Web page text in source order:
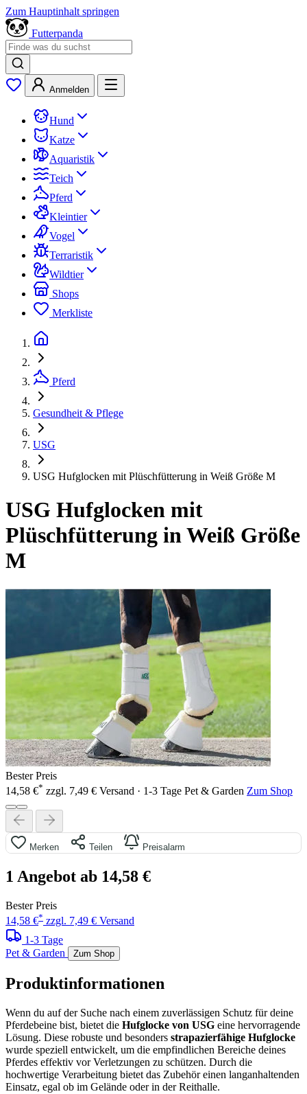
Zum Hauptinhalt springen
Futterpanda
Anmelden
Hund
Katze
Aquaristik
Teich
Pferd
Kleintier
Vogel
Terraristik
Wildtier
Shops
Merkliste
Pferd
Gesundheit & Pflege
USG
USG Hufglocken mit Plüschfütterung in Weiß Größe M
USG Hufglocken mit
Plüschfütterung in Weiß Größe
M
Bester Preis
14,58 €* zzgl. 7,49 € Versand · 1-3 Tage Pet & Garden Zum Shop
Merken Teilen Preisalarm
1 Angebot ab 14,58 €
Bester Preis
14,58 €* zzgl. 7,49 € Versand
1-3 Tage
Pet & Garden
Zum Shop
Produktinformationen
Wenn du auf der Suche nach einem zuverlässigen Schutz für deine
Pferdebeine bist, bietet die Hufglocke von USG eine hervorragende
Lösung. Diese robuste und besonders strapazierfähige Hufglocke
wurde speziell entwickelt, um die empfindlichen Bereiche deines
Pferdes effektiv vor Verletzungen zu schützen. Durch die
hochwertige Verarbeitung bietet das Zubehör einen langanhaltenden
Einsatz, egal ob im Gelände oder in der Reithalle.